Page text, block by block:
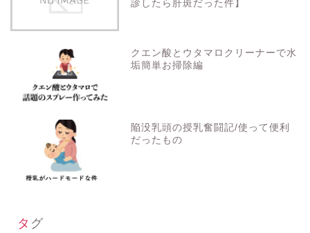
診したら肝斑だった件】
クエン酸とウタマロクリーナーで水
垢簡単お掃除編
陥没乳頭の授乳奮闘記/使って便利
だったもの
タグ